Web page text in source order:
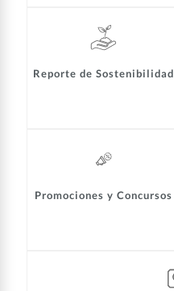
Reporte de Sostenibilidad
Promociones y Concursos